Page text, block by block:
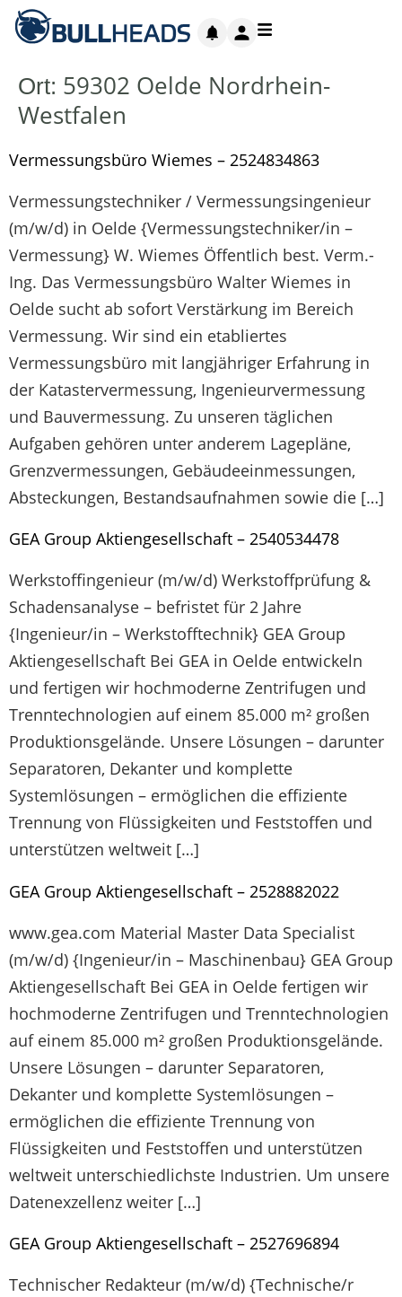
Ort: 59302 Oelde Nordrhein-
Westfalen
Vermessungsbüro Wiemes – 2524834863
Vermessungstechniker / Vermessungsingenieur
(m/w/d) in Oelde {Vermessungstechniker/in –
Vermessung} W. Wiemes Öffentlich best. Verm.-
Ing. Das Vermessungsbüro Walter Wiemes in
Oelde sucht ab sofort Verstärkung im Bereich
Vermessung. Wir sind ein etabliertes
Vermessungsbüro mit langjähriger Erfahrung in
der Katastervermessung, Ingenieurvermessung
und Bauvermessung. Zu unseren täglichen
Aufgaben gehören unter anderem Lagepläne,
Grenzvermessungen, Gebäudeeinmessungen,
Absteckungen, Bestandsaufnahmen sowie die […]
GEA Group Aktiengesellschaft – 2540534478
Werkstoffingenieur (m/w/d) Werkstoffprüfung &
Schadensanalyse – befristet für 2 Jahre
{Ingenieur/in – Werkstofftechnik} GEA Group
Aktiengesellschaft Bei GEA in Oelde entwickeln
und fertigen wir hochmoderne Zentrifugen und
Trenntechnologien auf einem 85.000 m² großen
Produktionsgelände. Unsere Lösungen – darunter
Separatoren, Dekanter und komplette
Systemlösungen – ermöglichen die effiziente
Trennung von Flüssigkeiten und Feststoffen und
unterstützen weltweit […]
GEA Group Aktiengesellschaft – 2528882022
www.gea.com Material Master Data Specialist
(m/w/d) {Ingenieur/in – Maschinenbau} GEA Group
Aktiengesellschaft Bei GEA in Oelde fertigen wir
hochmoderne Zentrifugen und Trenntechnologien
auf einem 85.000 m² großen Produktionsgelände.
Unsere Lösungen – darunter Separatoren,
Dekanter und komplette Systemlösungen –
ermöglichen die effiziente Trennung von
Flüssigkeiten und Feststoffen und unterstützen
weltweit unterschiedlichste Industrien. Um unsere
Datenexzellenz weiter […]
GEA Group Aktiengesellschaft – 2527696894
Technischer Redakteur (m/w/d) {Technische/r